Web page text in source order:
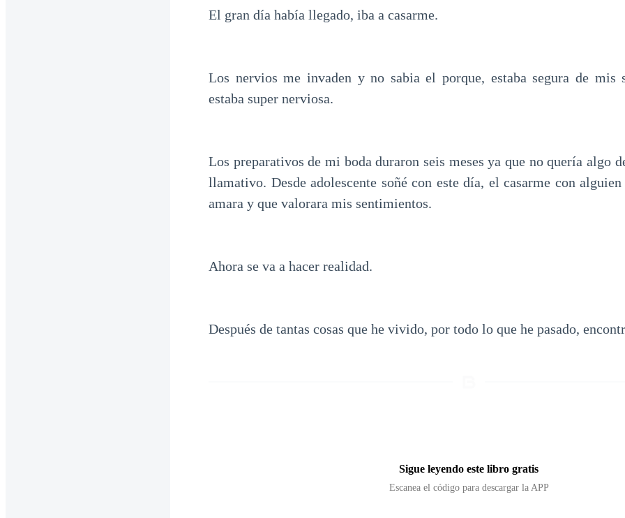
El gran día había llegado, iba a casarme.
Los nervios me invaden y no sabia el porque, estaba segura de mis
estaba super nerviosa.
Los preparativos de mi boda duraron seis meses ya que no quería algo
llamativo. Desde adolescente soñé con este día, el casarme con
amara y que valorara mis sentimientos.
Ahora se va a hacer realidad.
Después de tantas cosas que he vivido, por todo lo que he pasado,
Sigue leyendo este libro gratis
Escanea el código para descargar la APP